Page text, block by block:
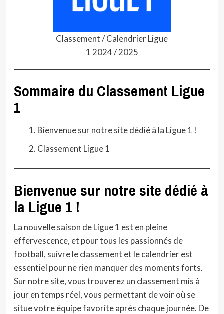
Classement / Calendrier Ligue
1 2024 / 2025
Sommaire du Classement Ligue
1
Bienvenue sur notre site dédié à la Ligue 1 !
Classement Ligue 1
Bienvenue sur notre site dédié à
la Ligue 1 !
La nouvelle saison de Ligue 1 est en pleine
effervescence, et pour tous les passionnés de
football, suivre le classement et le calendrier est
essentiel pour ne rien manquer des moments forts.
Sur notre site, vous trouverez un classement mis à
jour en temps réel, vous permettant de voir où se
situe votre équipe favorite après chaque journée. De